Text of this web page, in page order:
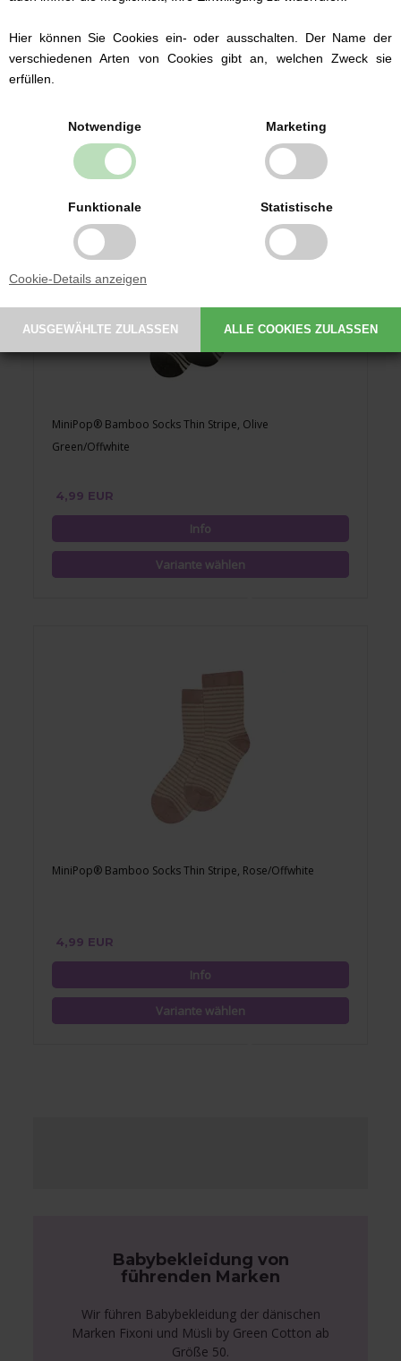
Hier können Sie Cookies ein- oder ausschalten. Der Name der
verschiedenen Arten von Cookies gibt an, welchen Zweck sie
erfüllen.
Notwendige Marketing
Funktionale Statistische
Cookie-Details anzeigen
MiniPop® Bamboo Socks Thin Stripe, Olive
Green/Offwhite
4,99 EUR
MiniPop® Bamboo Socks Thin Stripe, Rose/Offwhite
4,99 EUR
Babybekleidung von
führenden Marken
Wir führen Babybekleidung der dänischen
Marken Fixoni und Müsli by Green Cotton ab
Größe 50.